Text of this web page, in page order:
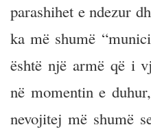
parashihet e ndezur
ka më shumë
është një armë që i
në momentin e
nevojitej më shumë